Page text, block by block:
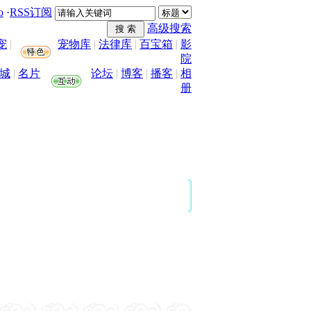
·RSS订阅
高级搜索
| 宠物库 | 法律库 | 百宝箱 | 影
院
| 名片 论坛 | 博客 | 播客 | 相
册